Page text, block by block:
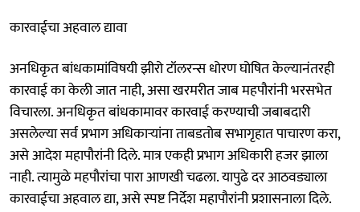
कारवाईचा अहवाल द्यावा
अनधिकृत बांधकामांविषयी झीरो टॉलरन्स धोरण घोषित केल्यानंतरही
कारवाई का केली जात नाही, असा खरमरीत जाब महपौरांनी भरसभेत
विचारला. अनधिकृत बांधकामावर कारवाई करण्याची जबाबदारी
असलेल्या सर्व प्रभाग अधिकाऱ्यांना ताबडतोब सभागृहात पाचारण करा,
असे आदेश महापौरांनी दिले. मात्र एकही प्रभाग अधिकारी हजर झाला
नाही. त्यामुळे महपौरांचा पारा आणखी चढला. यापुढे दर आठवड्याला
कारवाईचा अहवाल द्या, असे स्पष्ट निर्देश महापौरांनी प्रशासनाला दिले.